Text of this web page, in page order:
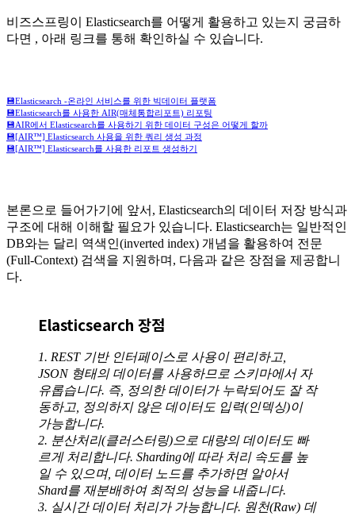
비즈스프링이 Elasticsearch를 어떻게 활용하고 있는지 궁금하
다면 , 아래 링크를 통해 확인하실 수 있습니다.
💾Elasticsearch -온라인 서비스를 위한 빅데이터 플랫폼
💾Elasticsearch를 사용한 AIR(매체통합리포트) 리포팅
💾AIR에서 Elasticsearch를 사용하기 위한 데이터 구성은 어떻게 할까
💾[AIR™] Elasticsearch 사용을 위한 쿼리 생성 과정
💾[AIR™] Elasticsearch를 사용한 리포트 생성하기
본론으로 들어가기에 앞서, Elasticsearch의 데이터 저장 방식과
구조에 대해 이해할 필요가 있습니다. Elasticsearch는 일반적인
DB와는 달리 역색인(inverted index) 개념을 활용하여 전문
(Full-Context) 검색을 지원하며, 다음과 같은 장점을 제공합니
다.
Elasticsearch 장점
1. REST 기반 인터페이스로 사용이 편리하고,
JSON 형태의 데이터를 사용하므로 스키마에서 자
유롭습니다. 즉, 정의한 데이터가 누락되어도 잘 작
동하고, 정의하지 않은 데이터도 입력(인덱싱)이
가능합니다.
2. 분산처리(클러스터링)으로 대량의 데이터도 빠
르게 처리합니다. Sharding에 따라 처리 속도를 높
일 수 있으며, 데이터 노드를 추가하면 알아서
Shard를 재분배하여 최적의 성능을 내줍니다.
3. 실시간 데이터 처리가 가능합니다. 원천(Raw) 데